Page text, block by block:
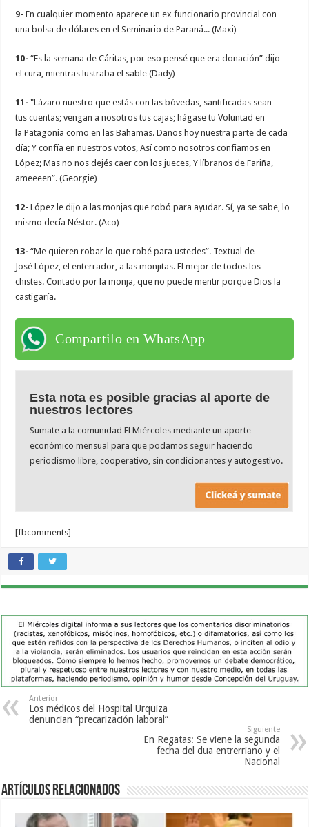
9- En cualquier momento aparece un ex funcionario provincial con
una bolsa de dólares en el Seminario de Paraná... (Maxi)
10- “Es la semana de Cáritas, por eso pensé que era donación” dijo
el cura, mientras lustraba el sable (Dady)
11- "Lázaro nuestro que estás con las bóvedas, santificadas sean
tus cuentas; vengan a nosotros tus cajas; hágase tu Voluntad en
la Patagonia como en las Bahamas. Danos hoy nuestra parte de cada
día; Y confía en nuestros votos, Así como nosotros confiamos en
López; Mas no nos dejés caer con los jueces, Y líbranos de Fariña,
ameeeen”. (Georgie)
12- López le dijo a las monjas que robó para ayudar. Sí, ya se sabe, lo
mismo decía Néstor. (Aco)
13- “Me quieren robar lo que robé para ustedes”. Textual de
José López, el enterrador, a las monjitas. El mejor de todos los
chistes. Contado por la monja, que no puede mentir porque Dios la
castigaría.
Compartilo en WhatsApp
Esta nota es posible gracias al aporte de
nuestros lectores
Sumate a la comunidad El Miércoles mediante un aporte
económico mensual para que podamos seguir haciendo
periodismo libre, cooperativo, sin condicionantes y autogestivo.
[fbcomments]
Anterior
Los médicos del Hospital Urquiza
denuncian “precarización laboral”
Siguiente
En Regatas: Se viene la segunda
fecha del dua entrerriano y el
Nacional
Artículos Relacionados